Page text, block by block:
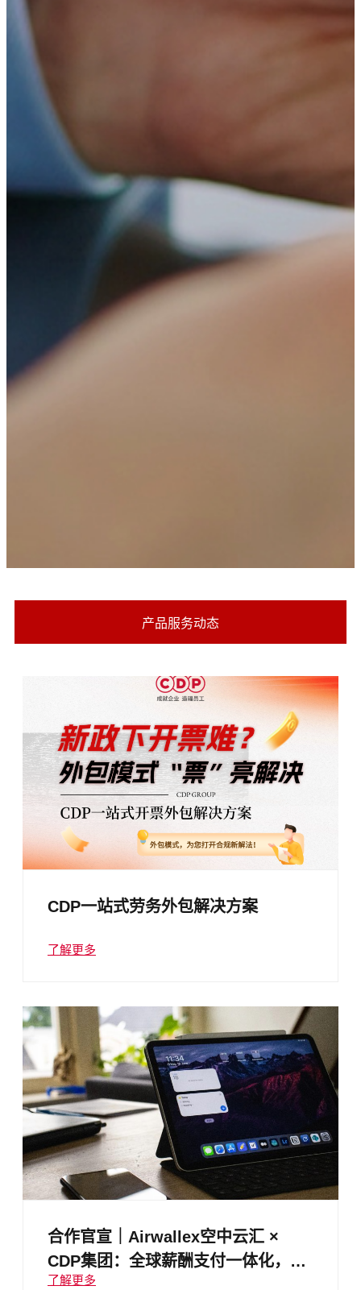
产品服务动态
CDP一站式劳务外包解决方案
了解更多
合作官宣｜Airwallex空中云汇 ×
CDP集团：全球薪酬支付一体化，让
出海企业人力成本直降、效率跃升！
了解更多